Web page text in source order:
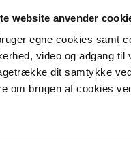
website anvender
egne cookies samt
video og adgang
dit samtykke
om brugen af cookies